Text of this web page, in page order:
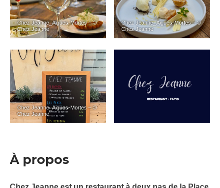
Chez Jeanne_Aigues-Mortes – ©
Chez Jeanne
Chez Jeanne_Aigues-Mortes – ©
Chez Jeanne
Chez Jeanne_Aigues-Mortes – ©
Chez Jeanne
À propos